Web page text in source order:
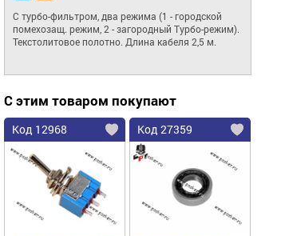
С турбо-фильтром, два режима (1 - городской
помехозащ. режим, 2 - загородный Турбо-режим).
Текстолитовое полотно. Длина кабеля 2,5 м.
С этим товаром покупают
Код 12968 Код 27359